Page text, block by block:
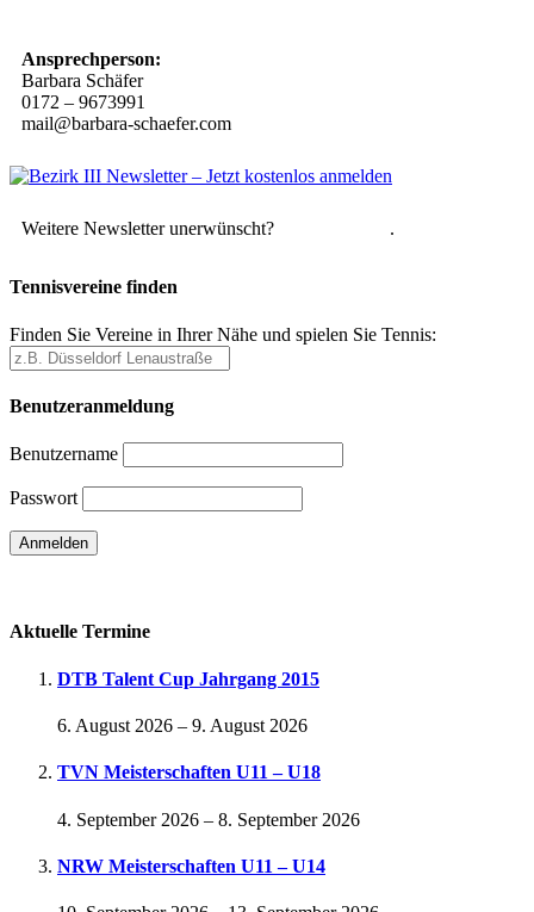
Ansprechperson:
Barbara Schäfer
0172 – 9673991
mail@barbara-schaefer.com
Weitere Newsletter unerwünscht? .
Tennisvereine finden
Finden Sie Vereine in Ihrer Nähe und spielen Sie Tennis:
Benutzeranmeldung
Benutzername
Passwort
Aktuelle Termine
DTB Talent Cup Jahrgang 2015
6. August 2026 – 9. August 2026
TVN Meisterschaften U11 – U18
4. September 2026 – 8. September 2026
NRW Meisterschaften U11 – U14